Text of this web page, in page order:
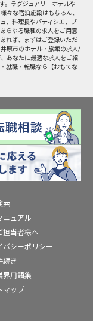
。ラグジュアリーホテルや
々な宿泊施設はもちろん、
、料理長やパティシエ、ブ
らゆる職種の求人をご用意
れば、まずはご登録いただ
原市のホテル・旅館の求人/
あなたに最適な求人をご紹
就職・転職なら【おもてな
索
ニュアル
担当者様へ
バシーポリシー
続き
界用語集
マップ